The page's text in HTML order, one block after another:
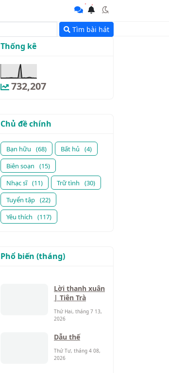
Tìm bài hát
Thống kê
732,207
Chủ đề chính
Bạn hữu (68) Bất hủ
(4)
Biên soạn
(15)
Nhạc sĩ (11) Trữ tình
(30)
Tuyển tập (22)
Yêu thích
(117)
Phổ biến (tháng)
Lời thanh xuân
| Tiên Trà
Thứ Hai, tháng 7 13,
2026
Dẫu thế
Thứ Tư, tháng 4 08,
2026